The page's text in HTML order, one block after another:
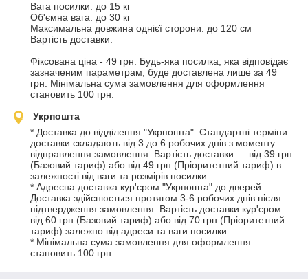
Вага посилки: до 15 кг
Об'ємна вага: до 30 кг
Максимальна довжина однієї сторони: до 120 см
Вартість доставки:
Фіксована ціна - 49 грн. Будь-яка посилка, яка відповідає
зазначеним параметрам, буде доставлена ​​лише за 49
грн. Мінімальна сума замовлення для оформлення
становить 100 грн.
Укрпошта
* Доставка до відділення "Укрпошта": Стандартні терміни
доставки складають від 3 до 6 робочих днів з моменту
відправлення замовлення. Вартість доставки — від 39 грн
(Базовий тариф) або від 49 грн (Пріоритетний тариф) в
залежності від ваги та розмірів посилки.
* Адресна доставка кур'єром "Укрпошта" до дверей:
Доставка здійснюється протягом 3-6 робочих днів після
підтвердження замовлення. Вартість доставки кур'єром —
від 60 грн (Базовий тариф) або від 70 грн (Пріоритетний
тариф) залежно від адреси та ваги посилки.
* Мінімальна сума замовлення для оформлення
становить 100 грн.